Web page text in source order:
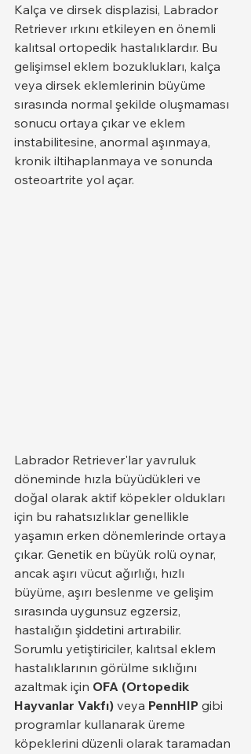
Kalça ve dirsek displazisi, Labrador
Retriever ırkını etkileyen en önemli
kalıtsal ortopedik hastalıklardır. Bu
gelişimsel eklem bozuklukları, kalça
veya dirsek eklemlerinin büyüme
sırasında normal şekilde oluşmaması
sonucu ortaya çıkar ve eklem
instabilitesine, anormal aşınmaya,
kronik iltihaplanmaya ve sonunda
osteoartrite yol açar.
Labrador Retriever'lar yavruluk
döneminde hızla büyüdükleri ve
doğal olarak aktif köpekler oldukları
için bu rahatsızlıklar genellikle
yaşamın erken dönemlerinde ortaya
çıkar. Genetik en büyük rolü oynar,
ancak aşırı vücut ağırlığı, hızlı
büyüme, aşırı beslenme ve gelişim
sırasında uygunsuz egzersiz,
hastalığın şiddetini artırabilir.
Sorumlu yetiştiriciler, kalıtsal eklem
hastalıklarının görülme sıklığını
azaltmak için OFA (Ortopedik
Hayvanlar Vakfı) veya PennHIP gibi
programlar kullanarak üreme
köpeklerini düzenli olarak taramadan